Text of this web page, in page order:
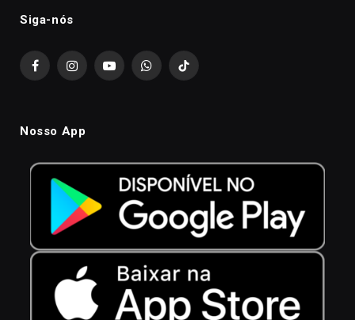
Siga-nós
FacebookInstagramYouTubeWhatsAppTikTok
Nosso App